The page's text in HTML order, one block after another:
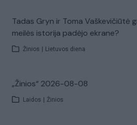
Tadas Gryn ir Toma Vaškevičiūtė
meilės istorija padėjo ekrane?
Žinios Lietuvos diena
„Žinios“ 2026-08-08
Laidos Žinios